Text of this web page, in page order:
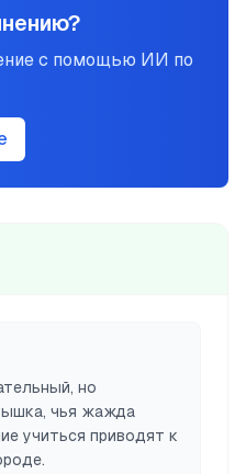
с помощью ИИ по
но
чья жажда
учиться приводят к